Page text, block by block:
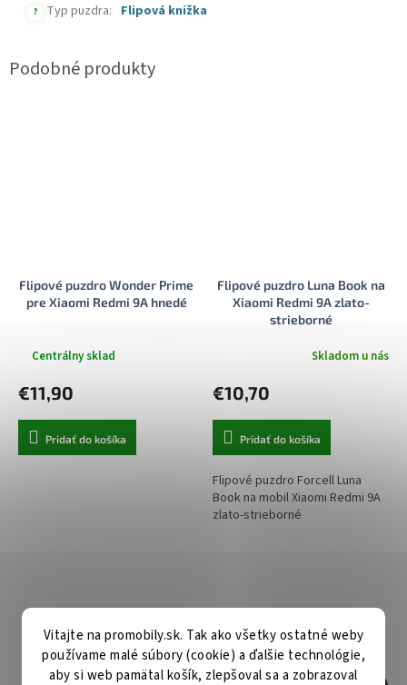
Vitajte na promobily.sk. Tak ako všetky ostatné weby
používame malé súbory (cookie) a ďalšie technológie,
aby si web pamätal košík, zlepšoval sa a zobrazoval
? Typ puzdra: Flipová knižka
Flipové puzdro Wonder Prime
pre Xiaomi Redmi 9A hnedé
Centrálny sklad
€11,90
Pridať do košíka
Flipové puzdro Luna Book na
Xiaomi Redmi 9A zlato-
strieborné
produktu
5,0
hviezdičiek.
Skladom u nás
€10,70
Pridať do košíka
Flipové puzdro Forcell Luna
Book na mobil Xiaomi Redmi 9A
zlato-strieborné